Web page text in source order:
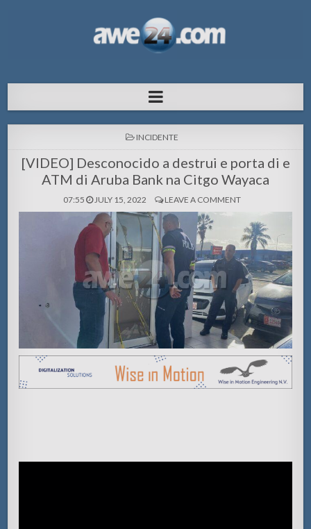
pa Aruba
POSTED
INCIDENTE
[VIDEO] Desconocido a destrui e porta di e
ATM di Aruba Bank na Citgo Wayaca
07:55 JULY 15, 2022 LEAVE A COMMENT